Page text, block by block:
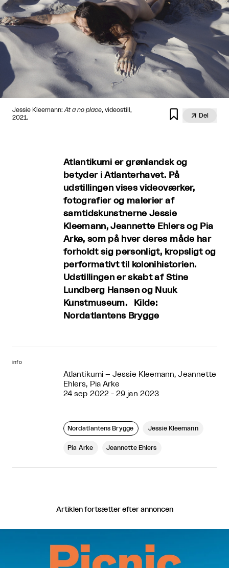
Jessie Kleemann: At a no place, videostill,
2021.
  Del
Atlantikumi er grønlandsk og
betyder i Atlanterhavet. På
udstillingen vises videoværker,
fotografier og malerier af
samtidskunstnerne Jessie
Kleemann, Jeannette Ehlers og Pia
Arke, som på hver deres måde har
forholdt sig personligt, kropsligt og
performativt til kolonihistorien.
Udstillingen er skabt af Stine
Lundberg Hansen og Nuuk
Kunstmuseum. Kilde:
Nordatlantens Brygge
info
Atlantikumi – Jessie Kleemann, Jeannette
Ehlers, Pia Arke
24 sep 2022 - 29 jan 2023
Nordatlantens Brygge Jessie Kleemann
Pia Arke Jeannette Ehlers
Artiklen fortsætter efter annoncen